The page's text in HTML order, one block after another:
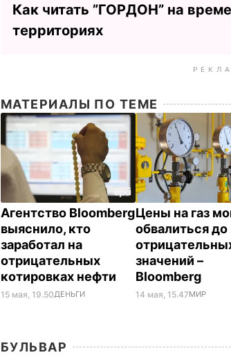
Как читать ”ГОРДОН” на
территориях
МАТЕРИАЛЫ ПО ТЕМЕ
Агентство Bloomberg
выяснило, кто
заработал на
отрицательных
котировках нефти
15 мая, 19.50ДЕНЬГИ
Цены на газ
обвалиться до
значений –
Bloomberg
14 мая, 15.47МИР
БУЛЬВАР